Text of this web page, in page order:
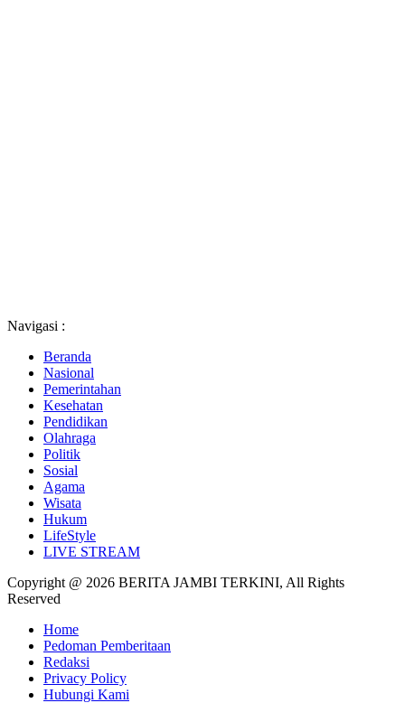
Navigasi :
Beranda
Nasional
Pemerintahan
Kesehatan
Pendidikan
Olahraga
Politik
Sosial
Agama
Wisata
Hukum
LifeStyle
LIVE STREAM
Copyright @ 2026 BERITA JAMBI TERKINI, All Rights
Reserved
Home
Pedoman Pemberitaan
Redaksi
Privacy Policy
Hubungi Kami